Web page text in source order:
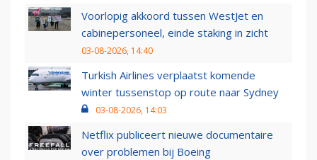
Voorlopig akkoord tussen WestJet en
cabinepersoneel, einde staking in zicht
03-08-2026, 14:40
Turkish Airlines verplaatst komende
winter tussenstop op route naar Sydney
03-08-2026, 14:03
Netflix publiceert nieuwe documentaire
over problemen bij Boeing